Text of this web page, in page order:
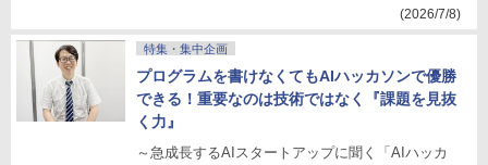
(2026/7/8)
特集・集中企画
プログラムを書けなくてもAIハッカソンで優勝
できる！重要なのは技術ではなく『課題を見抜
く力』
～急成長するAIスタートアップに聞く「AIハッカ